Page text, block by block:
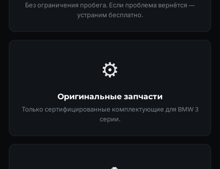
Без ограничения пробега. Если проблема вернётся —
устраним бесплатно.
⚙️
Оригинальные запчасти
Только сертифицированные комплектующие для BMW 3
серии.